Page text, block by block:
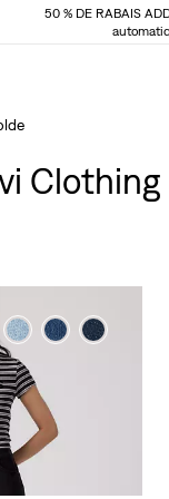
50 % DE RABAIS
LE MEILLEUR DE LEVI'SMD